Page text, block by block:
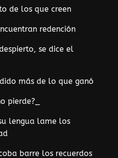
de los que creen
redención
se dice el
más de lo que ganó
pierde?_
lengua lame los
barre los recuerdos